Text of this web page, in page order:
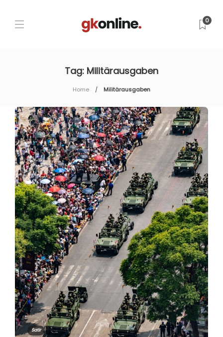
0
Tag: Militärausgaben
Home Militärausgaben
Satir